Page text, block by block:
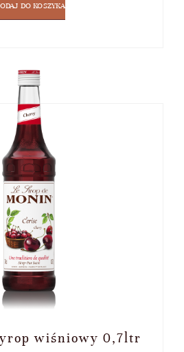
DO KOSZYKA
wiśniowy 0,7ltr